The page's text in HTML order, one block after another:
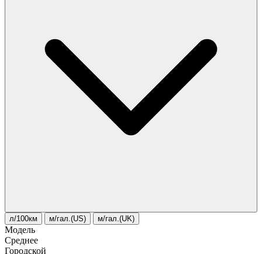
л/100км м/гал.(US) м/гал.(UK)
Модель
Среднее
Городской